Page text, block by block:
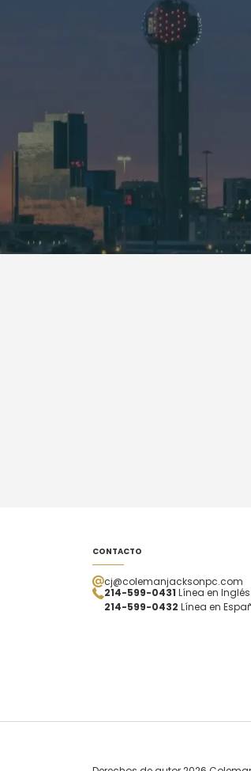
CONTACTO
cj@colemanjacksonpc.com
214-599-0431 Línea en Inglés
214-599-0432 Línea en